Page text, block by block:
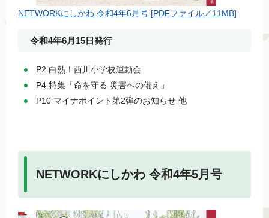
NETWORKにしかわ 令和4年6月号 [PDFファイル／11MB]
令和4年6月15日発行
P2 白熱！西川小学校運動会
P4 特集「命を守る 災害への備え」
P10 マイナポイント第2弾のお知らせ 他
NETWORKにしかわ 令和4年5月号